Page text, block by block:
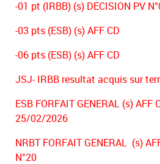
-01 pt (IRBB) (s) DECISION PV
-03 pts (ESB) (s) AFF CD
-06 pts (ESB) (s) AFF CD
JSJ- IRBB resultat acquis sur
ESB FORFAIT GENERAL (s) AFF
25/02/2026
NRBT FORFAIT GENERAL (s)
N°20